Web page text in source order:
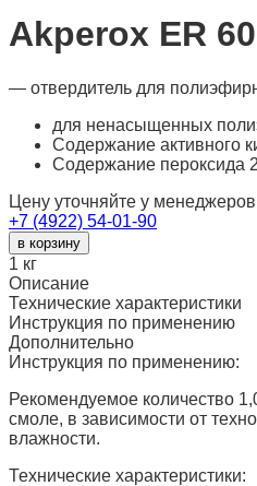
Akperox ER
— отвердитель для
для ненасыщенных
Содержание активного
Содержание пероксида
Цену уточняйте у
+7 (4922) 54-01-90
в корзину
1 кг
Описание
Технические характеристики
Инструкция по применению
Дополнительно
Инструкция по применению:
Рекомендуемое количество
смоле, в зависимости от
влажности.
Технические характеристики: